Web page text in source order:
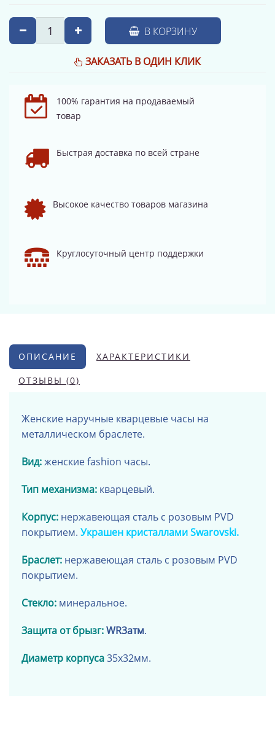
В КОРЗИНУ
ЗАКАЗАТЬ В ОДИН КЛИК
100% гарантия на продаваемый
товар
Быстрая доставка по всей стране
Высокое качество товаров магазина
Круглосуточный центр поддержки
ОПИСАНИЕ ХАРАКТЕРИСТИКИ
ОТЗЫВЫ (0)
Женские наручные кварцевые часы на
металлическом браслете.
Вид:женские fashion часы.
Тип механизма: кварцевый.
Корпус: нержавеющая сталь с розовым PVD
покрытием. Украшен кристалламиSwarovski.
Браслет: нержавеющая сталь с розовым PVD
покрытием.
Стекло: минеральное.
Защита от брызг:WR3атм.
Диаметр корпуса35х32мм.